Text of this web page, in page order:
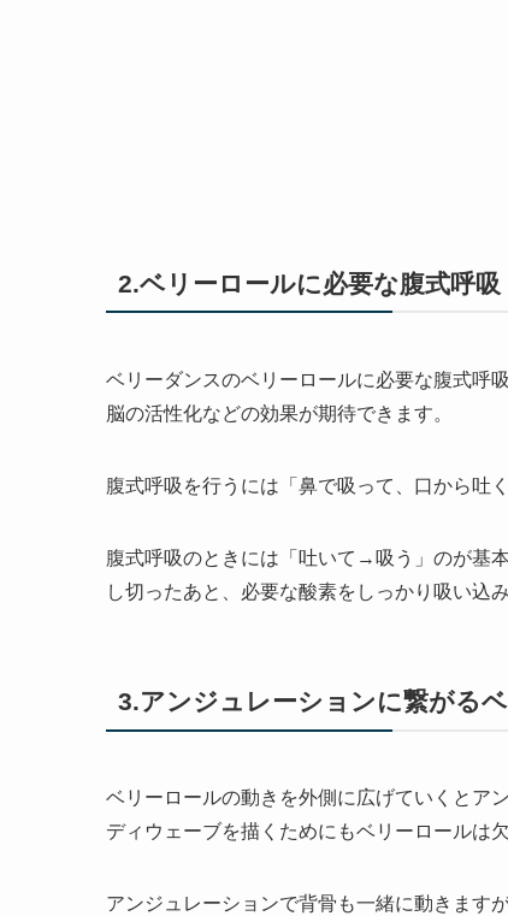
2.ベリーロールに必要な腹式呼吸
ベリーダンスのベリーロールに必要な腹式呼
脳の活性化などの効果が期待できます。
腹式呼吸を行うには「鼻で吸って、口から吐
腹式呼吸のときには「吐いて→吸う」のが基
し切ったあと、必要な酸素をしっかり吸い込
3.アンジュレーションに繋がる
ベリーロールの動きを外側に広げていくとア
ディウェーブを描くためにもベリーロールは
アンジュレーションで背骨も一緒に動きます